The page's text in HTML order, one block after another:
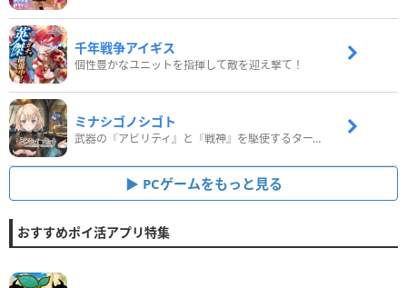
千年戦争アイギス
個性豊かなユニットを指揮して敵を迎え撃て！
ミナシゴノシゴト
武器の『アビリティ』と『戦神』を駆使するターン制コマンドバトルRPG！
PCゲームをもっと見る
おすすめポイ活アプリ特集